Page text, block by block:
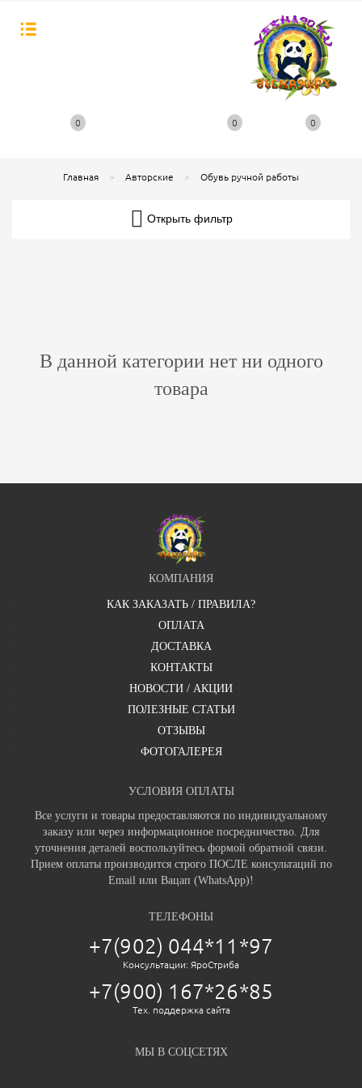
0 0 0
Главная Авторские Обувь ручной работы
Открыть фильтр
В данной категории нет ни одного
товара
КОМПАНИЯ
КАК ЗАКАЗАТЬ / ПРАВИЛА?
ОПЛАТА
ДОСТАВКА
КОНТАКТЫ
НОВОСТИ / АКЦИИ
ПОЛЕЗНЫЕ СТАТЬИ
ОТЗЫВЫ
ФОТОГАЛЕРЕЯ
УСЛОВИЯ ОПЛАТЫ
Все услуги и товары предоставляются по индивидуальному
заказу или через информационное посредничество. Для
уточнения деталей воспользуйтесь формой обратной связи.
Прием оплаты производится строго ПОСЛЕ консультаций по
Email или Вацап (WhatsApp)!
ТЕЛЕФОНЫ
+7(902) 044*11*97
Консультации: ЯроСтриба
+7(900) 167*26*85
Тех. поддержка сайта
МЫ В СОЦСЕТЯХ